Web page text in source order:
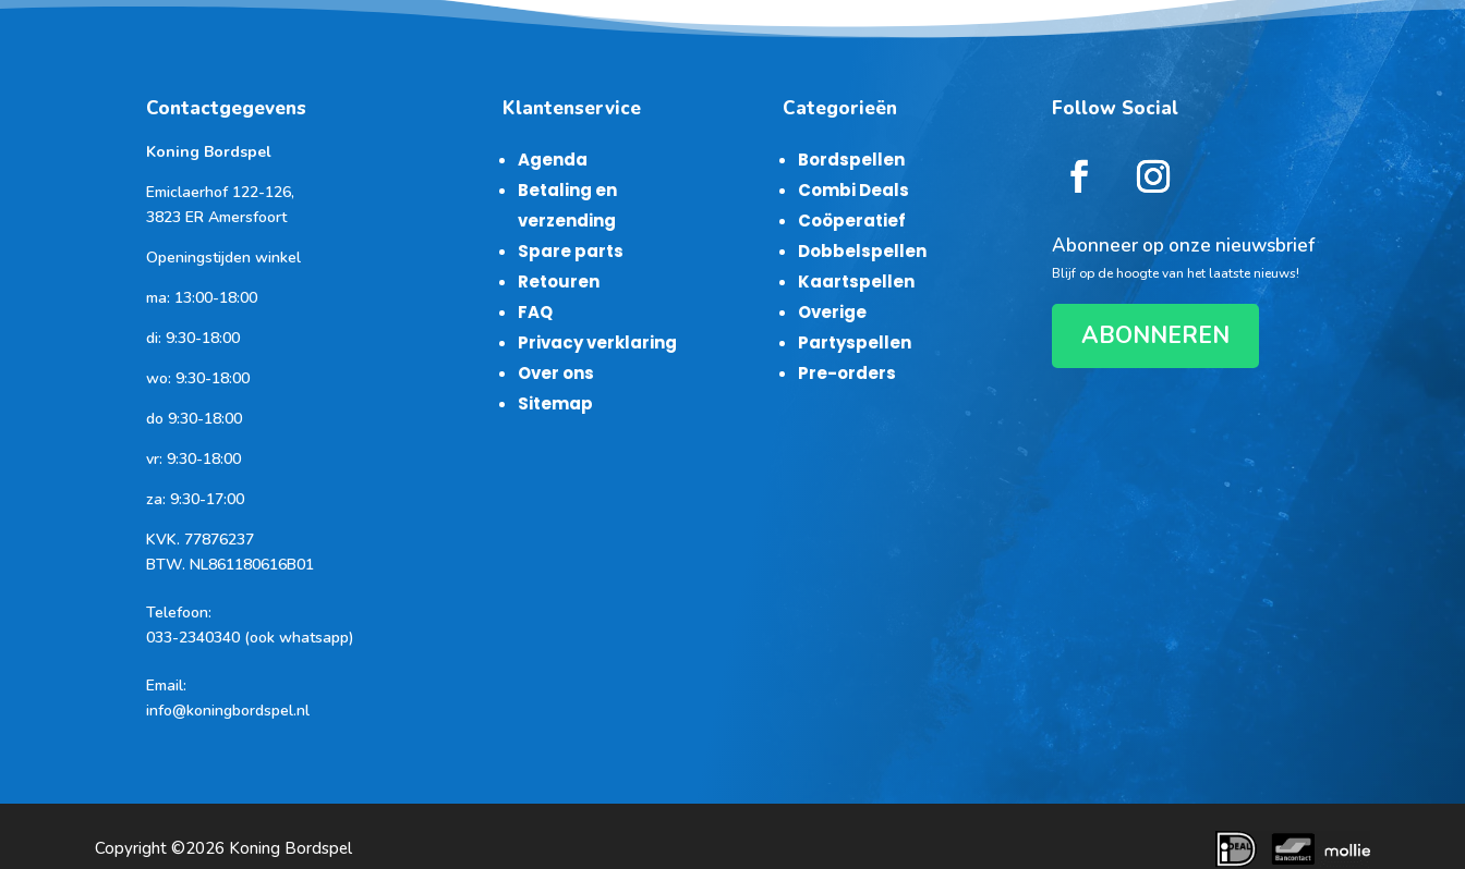
Contactgegevens
Koning Bordspel
Emiclaerhof 122-126,
3823 ER Amersfoort
Openingstijden winkel
ma: 13:00-18:00
di: 9:30-18:00
wo: 9:30-18:00
do 9:30-18:00
vr: 9:30-18:00
za: 9:30-17:00
KVK. 77876237
BTW. NL861180616B01
Telefoon:
033-2340340 (ook whatsapp)
Email:
info@koningbordspel.nl
Klantenservice
Agenda
Betaling en
verzending
Spare parts
Retouren
FAQ
Privacy verklaring
Over ons
Sitemap
Categorieën
Bordspellen
Combi Deals
Coöperatief
Dobbelspellen
Kaartspellen
Overige
Partyspellen
Pre-orders
Follow Social
Abonneer op onze nieuwsbrief
Blijf op de hoogte van het laatste nieuws!
ABONNEREN
Copyright ©2026 Koning Bordspel